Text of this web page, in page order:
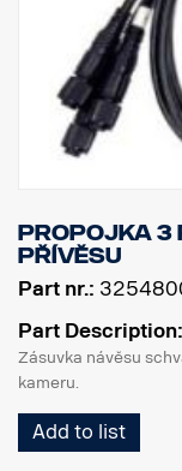
Propojka 3
přívěsu
Part nr.:
Part Description:
Zásuvka návěsu
kameru.
Add to list